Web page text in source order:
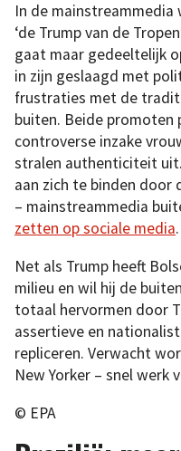
In de
‘de Trump van de
gaat maar gedeeltelijk
in zijn geslaagd met
frustraties met de
buiten. Beide promoten
controverse inzake
stralen authenticiteit
aan zich te binden door
– mainstreammedia
zetten op sociale media.
Net als Trump heeft
milieu en wil hij de
totaal hervormen door
assertieve en
repliceren. Verwacht
New Yorker – snel werk
© EPA